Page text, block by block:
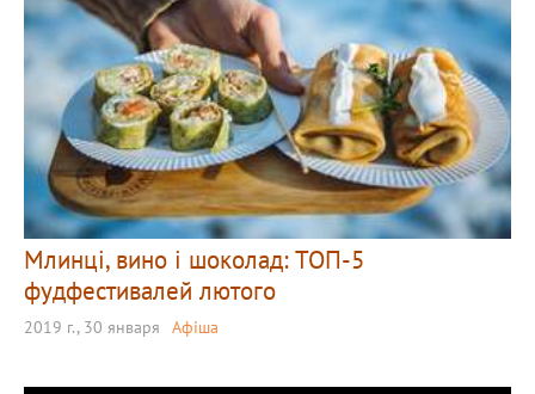
Млинці, вино і шоколад: ТОП-5
фудфестивалей лютого
2019 г., 30 января Афіша